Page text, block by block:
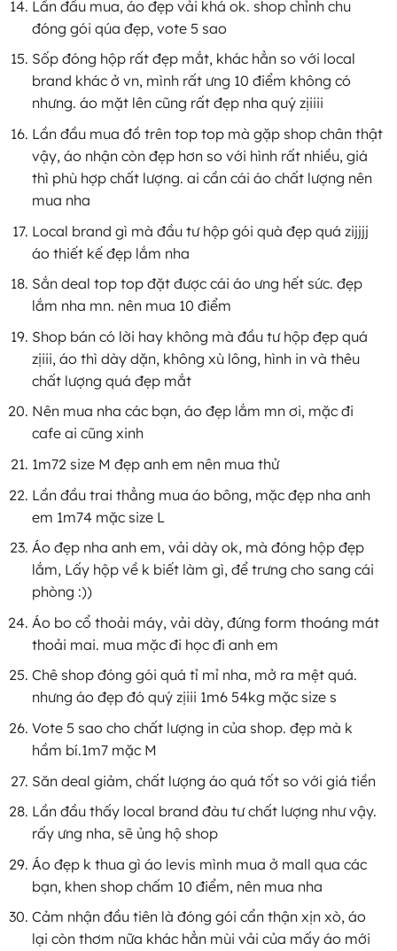
Lần đầu mua, áo đẹp vải khá ok. shop chỉnh chu
đóng gói qúa đẹp, vote 5 sao
Sốp đóng hộp rất đẹp mắt, khác hẳn so với local
brand khác ở vn, mình rất ưng 10 điểm không có
nhưng. áo mặt lên cũng rất đẹp nha quý zịiiii
Lần đầu mua đồ trên top top mà gặp shop chân thật
vậy, áo nhận còn đẹp hơn so với hình rất nhiều, giá
thì phù hợp chất lượng. ai cần cái áo chất lượng nên
mua nha
Local brand gì mà đầu tư hộp gói quà đẹp quá zijjjj
áo thiết kế đẹp lắm nha
Sắn deal top top đặt được cái áo ưng hết sức. đẹp
lắm nha mn. nên mua 10 điểm
Shop bán có lời hay không mà đầu tư hộp đẹp quá
zịiii, áo thì dày dặn, không xù lông, hình in và thêu
chất lượng quá đẹp mắt
Nên mua nha các bạn, áo đẹp lắm mn ơi, mặc đi
cafe ai cũng xinh
1m72 size M đẹp anh em nên mua thử
Lần đầu trai thẳng mua áo bông, mặc đẹp nha anh
em 1m74 mặc size L
Áo đẹp nha anh em, vải dày ok, mà đóng hộp đẹp
lắm, Lấy hộp về k biết làm gì, để trưng cho sang cái
phòng :))
Áo bo cổ thoải máy, vải dày, đứng form thoáng mát
thoải mai. mua mặc đi học đi anh em
Chê shop đóng gói quá tỉ mỉ nha, mở ra mệt quá.
nhưng áo đẹp đó quý zịiii 1m6 54kg mặc size s
Vote 5 sao cho chất lượng in của shop. đẹp mà k
hầm bí.1m7 mặc M
Săn deal giảm, chất lượng áo quá tốt so với giá tiền
Lần đầu thấy local brand đàu tư chất lượng như vậy.
rấy ưng nha, sẽ ủng hộ shop
Áo đẹp k thua gì áo levis mình mua ở mall qua các
bạn, khen shop chấm 10 điểm, nên mua nha
Cảm nhận đầu tiên là đóng gói cẩn thận xịn xò, áo
lại còn thơm nữa khác hẳn mùi vải của mấy áo mới